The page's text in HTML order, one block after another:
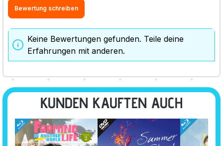
Bewertung schreiben
Keine Bewertungen gefunden. Teile deine
Erfahrungen mit anderen.
KUNDEN KAUFTEN AUCH